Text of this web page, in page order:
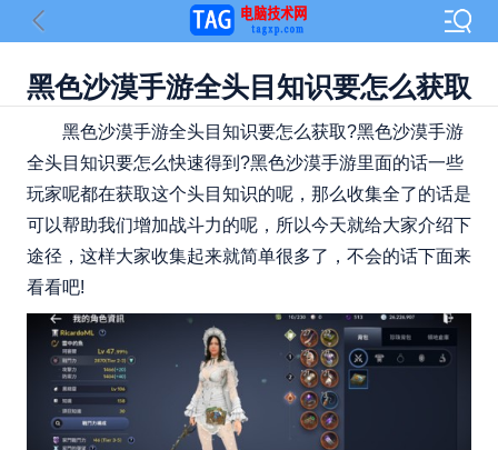
黑色沙漠手游全头目知识要怎么获取
黑色沙漠手游全头目知识要怎么获取?黑色沙漠手游
全头目知识要怎么快速得到?黑色沙漠手游里面的话一些
玩家呢都在获取这个头目知识的呢，那么收集全了的话是
可以帮助我们增加战斗力的呢，所以今天就给大家介绍下
途径，这样大家收集起来就简单很多了，不会的话下面来
看看吧!